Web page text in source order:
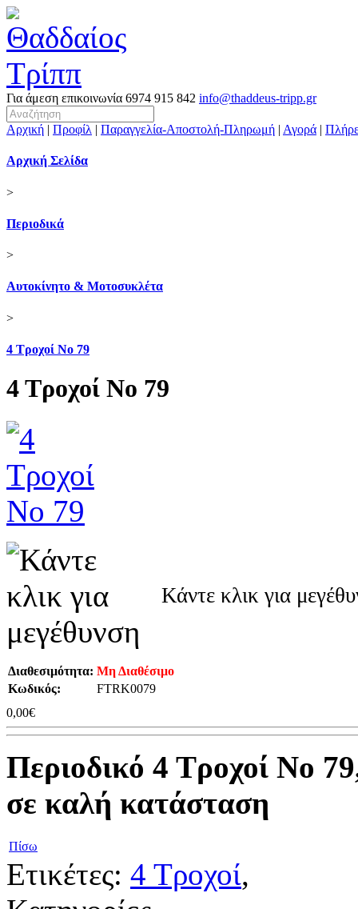
Για άμεση επικοινωνία 6974 915 842 info@thaddeus-tripp.gr
Αρχική | Προφίλ | Παραγγελία-Αποστολή-Πληρωμή | Αγορά |
Αρχική Σελίδα
>
Περιοδικά
>
Αυτοκίνητο & Μοτοσυκλέτα
>
4 Τροχοί Νο 79
4 Τροχοί Νο 79
Κάντε κλικ για
Διαθεσιμότητα: Μη Διαθέσιμο
Κωδικός:
FTRK0079
0,00€
Περιοδικό 4 Τροχοί Νο
σε καλή κατάσταση
Πίσω
Ετικέτες: 4 Τροχοί,